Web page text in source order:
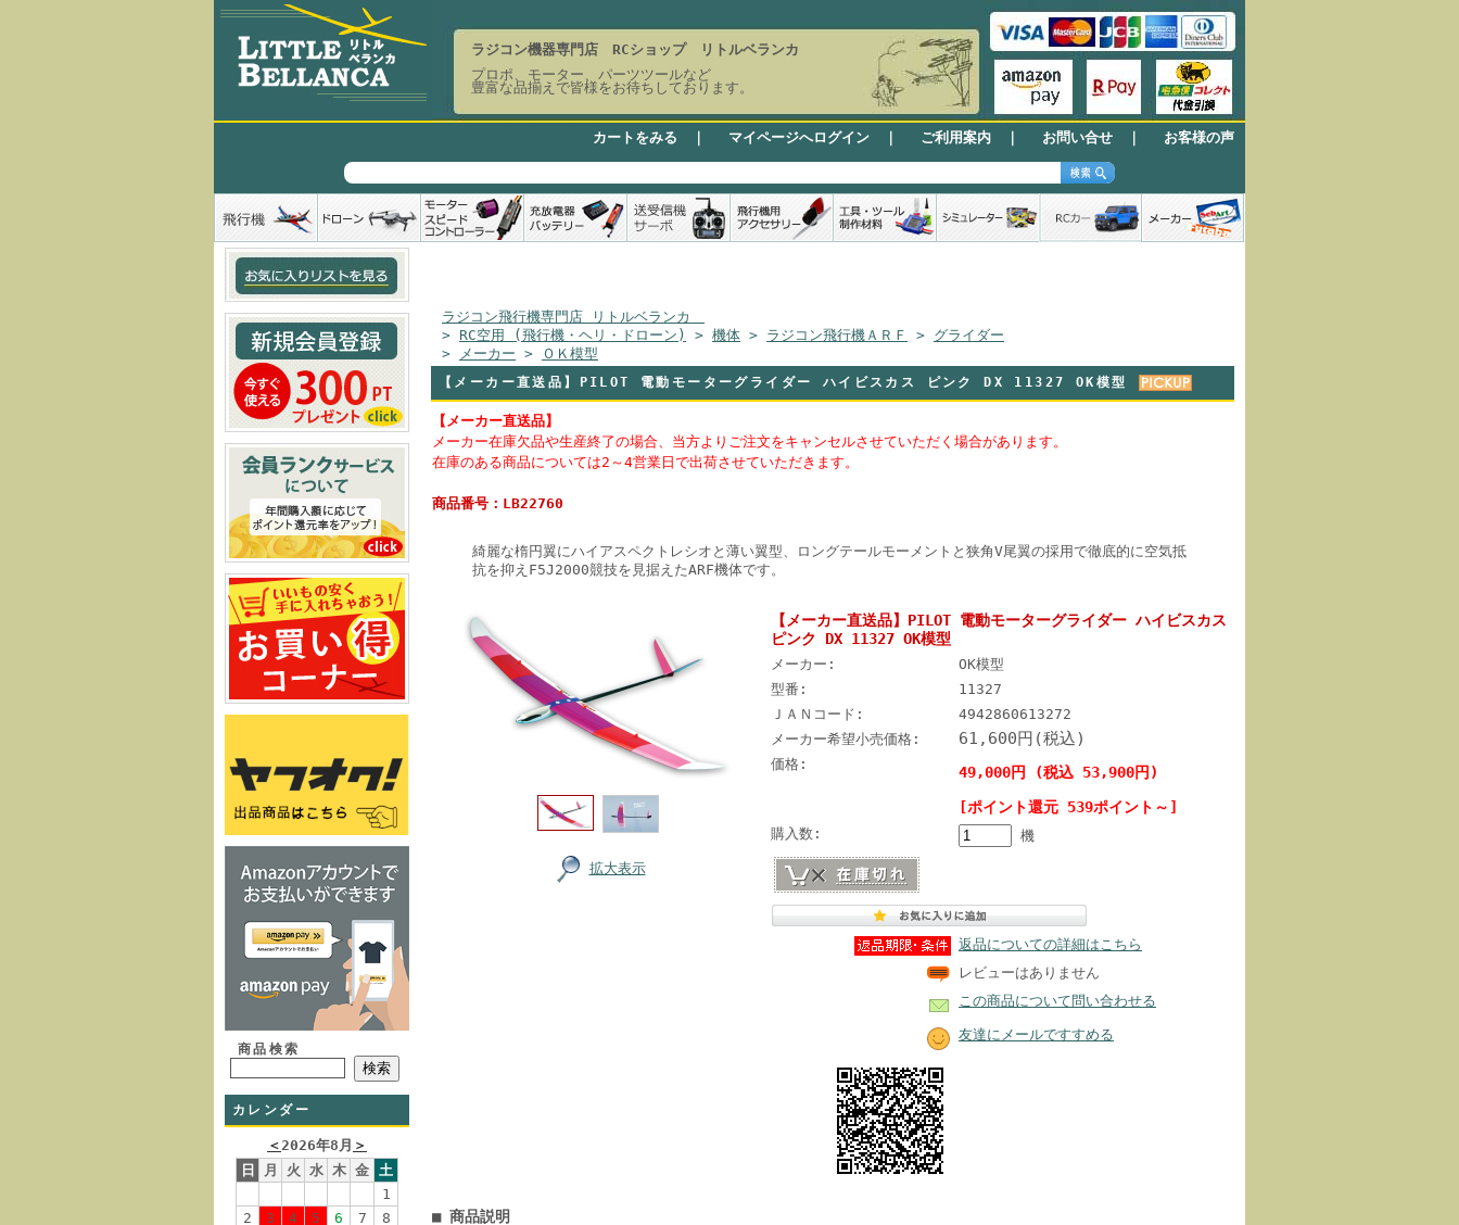
ラジコン機器専門店 RCショップ リトルベランカ
プロポ、モーター、パーツツールなど
豊富な品揃えで皆様をお待ちしております。
カートをみる マイページへログイン ご利用案内 お問い合せ お客様の声
商品検索
カレンダー
＜2026年8月 ＞
日
月 火 水 木 金 土
1
2
3 4 5 6 7
8
ラジコン飛行機専門店 リトルベランカ
> RC空用 (飛行機・ヘリ・ドローン) > 機体 > ラジコン飛行機ＡＲＦ > グライダー
>
メーカー > ＯＫ模型
【メーカー直送品】PILOT 電動モーターグライダー ハイビスカス ピンク DX 11327 OK模型
【メーカー直送品】
メーカー在庫欠品や生産終了の場合、当方よりご注文をキャンセルさせていただく場合があります。
在庫のある商品については2～4営業日で出荷させていただきます。
商品番号：LB22760
綺麗な楕円翼にハイアスペクトレシオと薄い翼型、ロングテールモーメントと狭角V尾翼の採用で徹底的に空気抵
抗を抑えF5J2000競技を見据えたARF機体です。
拡大表示
【メーカー直送品】PILOT 電動モーターグライダー ハイビスカス
ピンク DX 11327 OK模型
メーカー:
OK模型
型番:
11327
ＪＡＮコード:
4942860613272
メーカー希望小売価格:
61,600円(税込)
価格:
49,000円 (税込 53,900円)
[ポイント還元 539ポイント～]
購入数: 機
返品についての詳細はこちら
レビューはありません
この商品について問い合わせる
友達にメールですすめる
■ 商品説明